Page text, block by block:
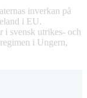
inverkan på
i EU.
i svensk utrikes- och
i Ungern,